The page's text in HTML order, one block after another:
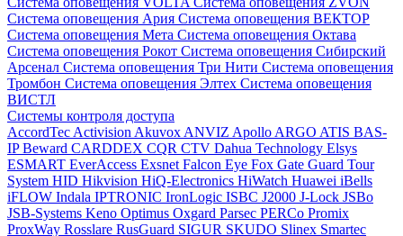
Система оповещения Ария Система оповещения ВЕКТОР
Система оповещения Мета Система оповещения Октава
Система оповещения Рокот Система оповещения Сибирский
Арсенал Система оповещения Три Нити Система оповещения
Тромбон Система оповещения Элтех Система оповещения
ВИСТЛ
Системы контроля доступа
AccordTec Activision Akuvox ANVIZ Apollo ARGO ATIS BAS-
IPBeward CARDDEX CQR CTV Dahua Technology Elsys
ESMART EverAccess Exsnet Falcon Eye Fox Gate Guard Tour
System HID Hikvision HiQ-Electronics HiWatch Huawei iBells
iFLOW Indala IPTRONIC IronLogic ISBC J2000 J-Lock JSBo
JSB-Systems Keno Optimus Oxgard Parsec PERCo Promix
ProxWay Rosslare RusGuard SIGUR SKUDO Slinex Smartec